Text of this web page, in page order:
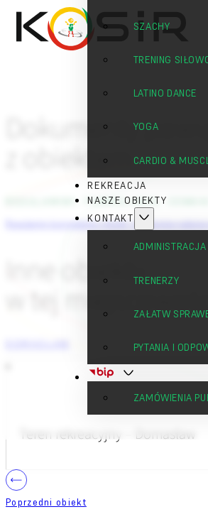
SZACHY
TRENING
LATINO DANCE
YOGA
CARDIO &
REKREACJA
NASZE OBIEKTY
KONTAKT
ADMINISTRACJA
TRENERZY
ZAŁATW
PYTANIA I
ZAMÓWIENIA
Dokumenty
z obiektem
REGULAMINY, FORMULARZE, CENNIKI
Regulamin korzystania z boisk i stadionów
Inne obiekty
w tej
Teren rekreacyjny – Domasław
Poprzedni obiekt